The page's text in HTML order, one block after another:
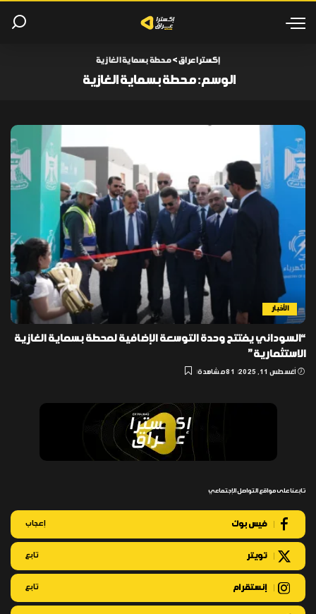
إكسترا عراق>محطة بسماية الغازية
الوسم:محطة بسماية الغازية
الأخبار
“السوداني يفتتح وحدة التوسعة الإضافية لمحطة بسماية الغازية
الاستثمارية”
أغسطس 11, 2025 81 مشاهدة
تابعنا على مواقع التواصل الإجتماعي
فيس بوك إعجاب
تويتر تابع
إنستقرام تابع